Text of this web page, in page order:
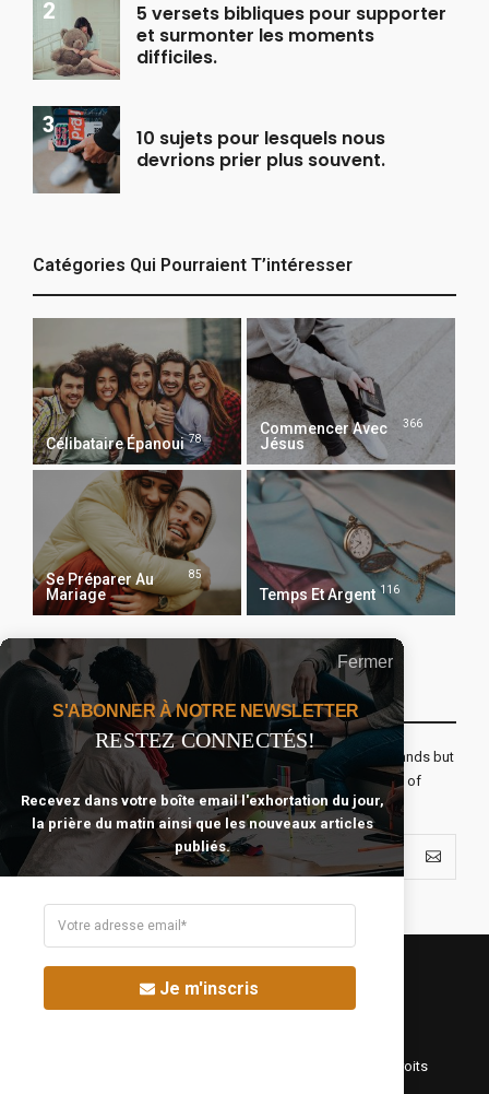
5 versets bibliques pour supporter
et surmonter les moments
difficiles.
10 sujets pour lesquels nous
devrions prier plus souvent.
Catégories Qui Pourraient T’intéresser
Célibataire Épanoui 78
Commencer Avec
Jésus
366
Se Préparer Au
Mariage
85
Temps Et Argent 116
Recevoir Notre Newsletter Chaque Matin
The real voyage of discovery consists not in seeking new lands but
seeing with new eyes. All journeys have secret destinations of
which the traveler is unaware.
©Fréquence Chrétienne Production 2016-2025. Tous droits
Fermer
S'ABONNER À NOTRE NEWSLETTER
RESTEZ CONNECTÉS!
Recevez dans votre boîte email l'exhortation du jour,
la prière du matin ainsi que les nouveaux articles
publiés.
Je m'inscris